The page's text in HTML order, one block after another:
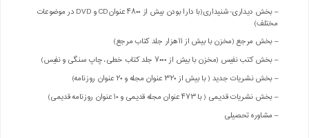
– بخش دیداری- شنیداری(با دارا بودن بیش از ۴۸۰۰ عنوانCD و DVD در موضوعات
مختلف)
– بخش مرجع (مخزن با بیش از ۱۱ هزار جلد کتاب مرجع)
– بخش کتب نفیس (مخزن با بیش از ۷۰۰۰ جلد کتاب خطی، چاپ سنگی و نفیس)
– بخش نشریات جدید ( با بیش از ۳۲۰ عنوان مجله و ۲۰ عنوان روزنامه)
– بخش نشریات قدیمی ( با ۴۷۳ عنوان مجله قدیمی و ۱۰ عنوان روزنامه قدیمی)
– مشاوره تحصیلی